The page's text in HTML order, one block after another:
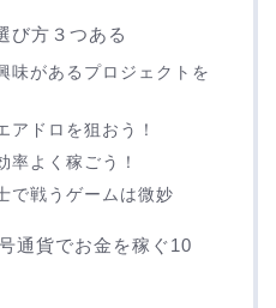
び方３つある
味があるプロジェクトを
ドロを狙おう！
よく稼ごう！
で戦うゲームは微妙
通貨でお金を稼ぐ10